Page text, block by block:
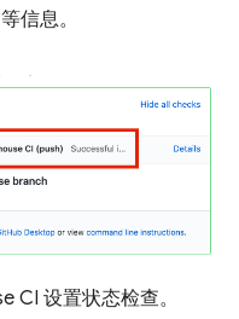
信息。
CI 设置状态检查。